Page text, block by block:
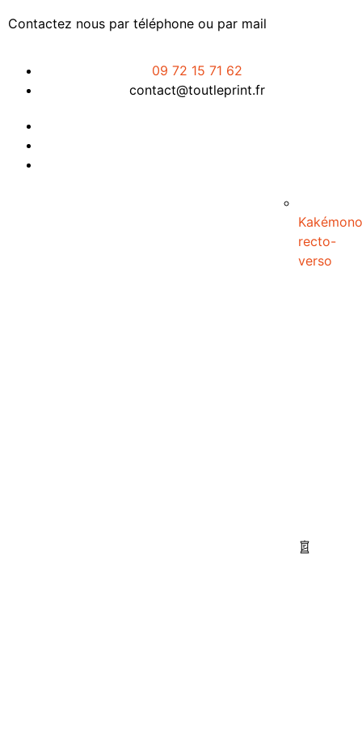
Kakémono
recto-
verso
Contactez nous par téléphone ou par mail
09 72 15 71 62
contact@toutleprint.fr